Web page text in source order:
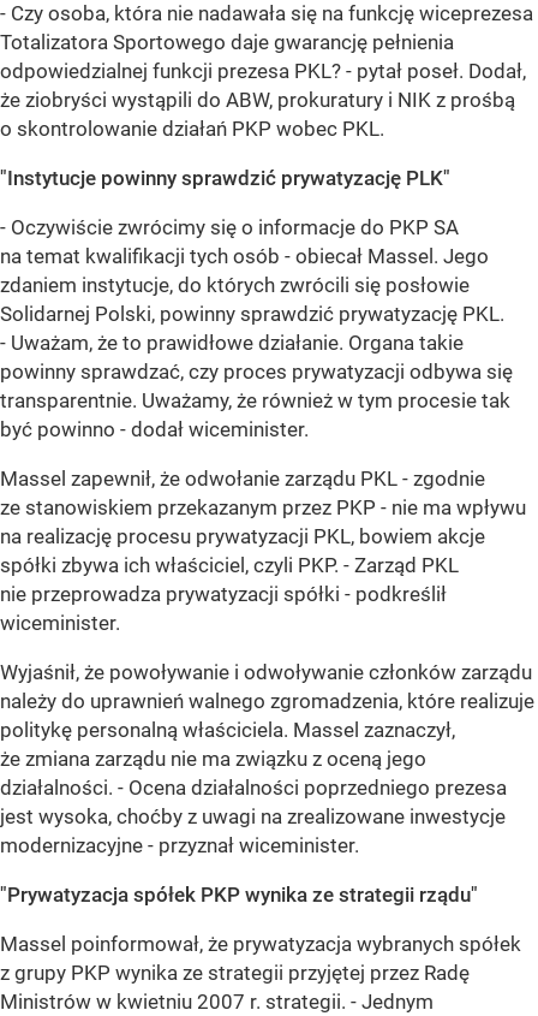
- Czy osoba, która nie nadawała się na funkcję wiceprezesa
Totalizatora Sportowego daje gwarancję pełnienia
odpowiedzialnej funkcji prezesa PKL? - pytał poseł. Dodał,
że ziobryści wystąpili do ABW, prokuratury i NIK z prośbą
o skontrolowanie działań PKP wobec PKL.
"Instytucje powinny sprawdzić prywatyzację PLK"
- Oczywiście zwrócimy się o informacje do PKP SA
na temat kwalifikacji tych osób - obiecał Massel. Jego
zdaniem instytucje, do których zwrócili się posłowie
Solidarnej Polski, powinny sprawdzić prywatyzację PKL.
- Uważam, że to prawidłowe działanie. Organa takie
powinny sprawdzać, czy proces prywatyzacji odbywa się
transparentnie. Uważamy, że również w tym procesie tak
być powinno - dodał wiceminister.
Massel zapewnił, że odwołanie zarządu PKL - zgodnie
ze stanowiskiem przekazanym przez PKP - nie ma wpływu
na realizację procesu prywatyzacji PKL, bowiem akcje
spółki zbywa ich właściciel, czyli PKP. - Zarząd PKL
nie przeprowadza prywatyzacji spółki - podkreślił
wiceminister.
Wyjaśnił, że powoływanie i odwoływanie członków zarządu
należy do uprawnień walnego zgromadzenia, które realizuje
politykę personalną właściciela. Massel zaznaczył,
że zmiana zarządu nie ma związku z oceną jego
działalności. - Ocena działalności poprzedniego prezesa
jest wysoka, choćby z uwagi na zrealizowane inwestycje
modernizacyjne - przyznał wiceminister.
"Prywatyzacja spółek PKP wynika ze strategii rządu"
Massel poinformował, że prywatyzacja wybranych spółek
z grupy PKP wynika ze strategii przyjętej przez Radę
Ministrów w kwietniu 2007 r. strategii. - Jednym